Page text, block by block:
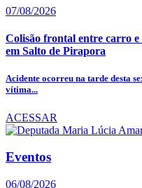
07/08/2026
Colisão frontal entre carro e
em Salto de Pirapora
Acidente ocorreu na tarde desta
vítima...
ACESSAR
Eventos
06/08/2026